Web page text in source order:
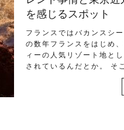
を感じるスポット
フランスではバカンスシ
の数年フランスをはじめ
ィーの人気リゾート地と
されているんだとか。 そ